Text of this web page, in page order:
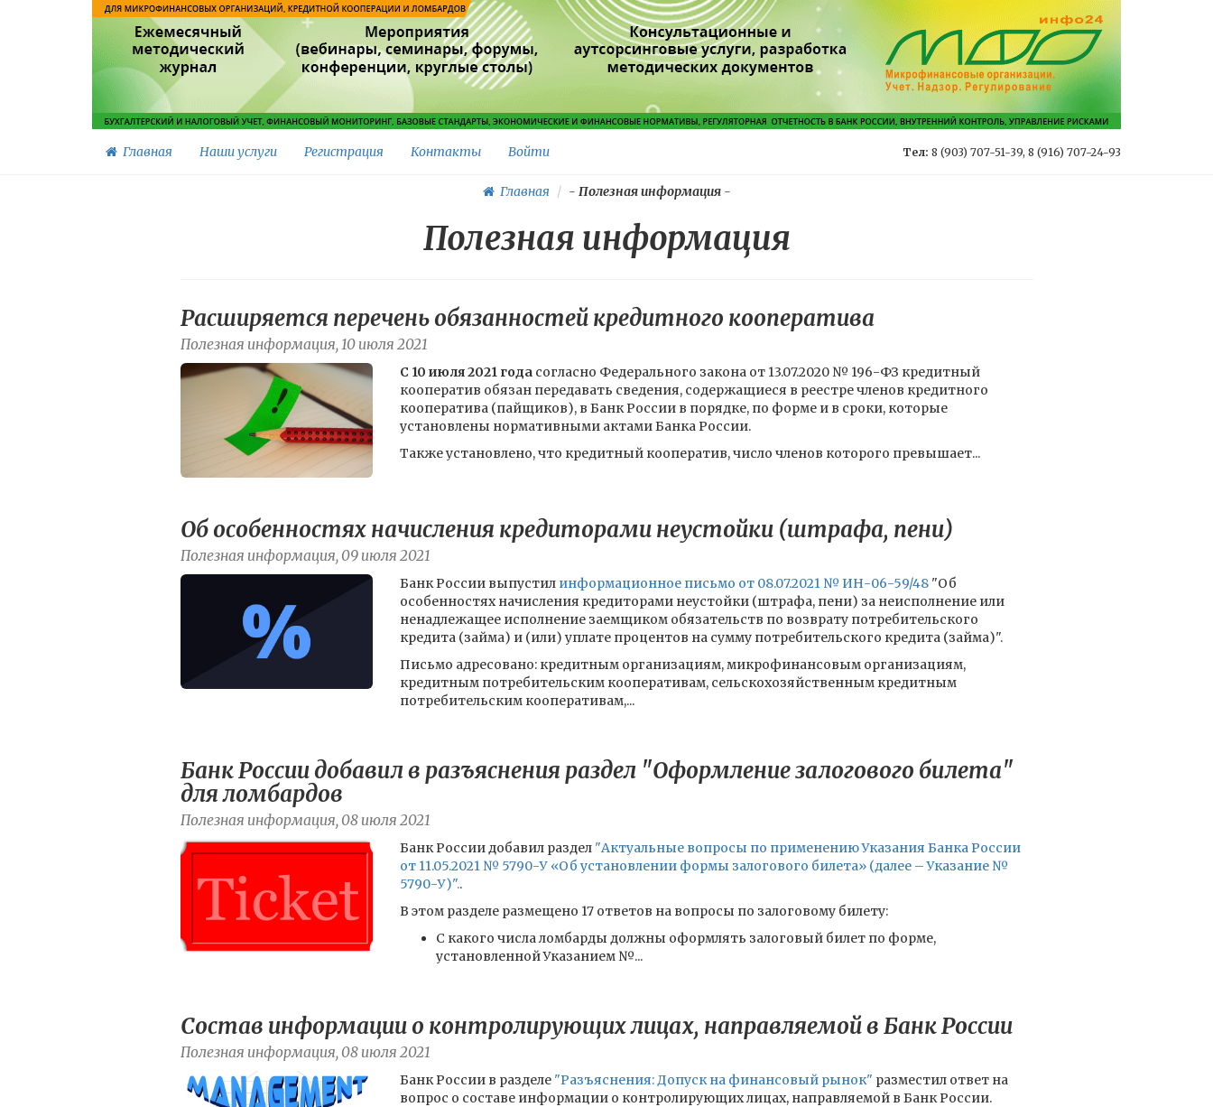
Главная Наши услуги Регистрация Контакты Войти Тел: 8 (903) 707-51-39, 8 (916) 707-24-93
Главная - Полезная информация-
Полезная информация
Расширяется перечень обязанностей кредитного кооператива
Полезная информация, 10 июля 2021
С 10 июля 2021 года согласно Федерального закона от 13.07.2020 № 196-ФЗ кредитный
кооператив обязан передавать сведения, содержащиеся в реестре членов кредитного
кооператива (пайщиков), в Банк России в порядке, по форме и в сроки, которые
установлены нормативными актами Банка России.
Также установлено, что кредитный кооператив, число членов которого превышает...
Об особенностях начисления кредиторами неустойки (штрафа, пени)
Полезная информация, 09 июля 2021
Банк России выпустил информационное письмо от 08.07.2021 № ИН-06-59/48 "Об
особенностях начисления кредиторами неустойки (штрафа, пени) за неисполнение или
ненадлежащее исполнение заемщиком обязательств по возврату потребительского
кредита (займа) и (или) уплате процентов на сумму потребительского кредита (займа)".
Письмо адресовано: кредитным организациям, микрофинансовым организациям,
кредитным потребительским кооперативам, сельскохозяйственным кредитным
потребительским кооперативам,...
Банк России добавил в разъяснения раздел "Оформление залогового билета"
для ломбардов
Полезная информация, 08 июля 2021
Банк России добавил раздел "Актуальные вопросы по применению Указания Банка России
от 11.05.2021 № 5790-У «Об установлении формы залогового билета» (далее – Указание №
5790-У)"..
В этом разделе размещено 17 ответов на вопросы по залоговому билету:
С какого числа ломбарды должны оформлять залоговый билет по форме,
установленной Указанием №...
Состав информации о контролирующих лицах, направляемой в Банк России
Полезная информация, 08 июля 2021
Банк России в разделе "Разъяснения: Допуск на финансовый рынок" разместил ответ на
вопрос о составе информации о контролирующих лицах, направляемой в Банк России.